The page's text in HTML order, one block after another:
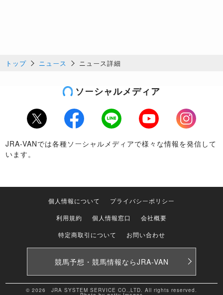
トップ ニュース ニュース詳細
ソーシャルメディア
Twitter Facebook LINE Youtube
Instagram
JRA-VANでは各種ソーシャルメディアで様々な情報を発信して
います。
個人情報について
プライバシーポリシー
利用規約
個人情報窓口
会社概要
特定商取引について
お問い合わせ
競馬予想・競馬情報ならJRA-VAN
© 2026 JRA SYSTEM SERVICE CO.,LTD. All rights reserved.